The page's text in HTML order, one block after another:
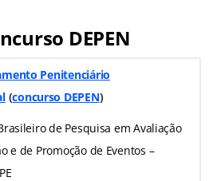
DEPEN
Penitenciário
(concurso DEPEN)
de Pesquisa em Avaliação
e de Promoção de Eventos –